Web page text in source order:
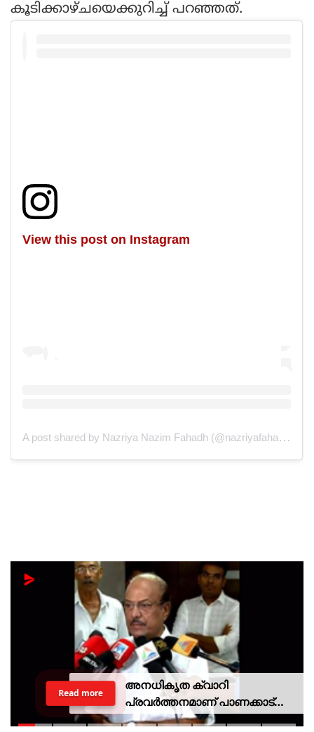
കൂടിക്കാഴ്ചയെക്കുറിച്ച് പറഞ്ഞത്.
View this post on Instagram
A post shared by Nazriya Nazim Fahadh (@nazriyafahadh)
അനധികൃത ക്വാറി
പ്രവര്‍ത്തനമാണ് പാണക്കാട്
ഉരുള്‍പൊട്ടലിന്
Read more